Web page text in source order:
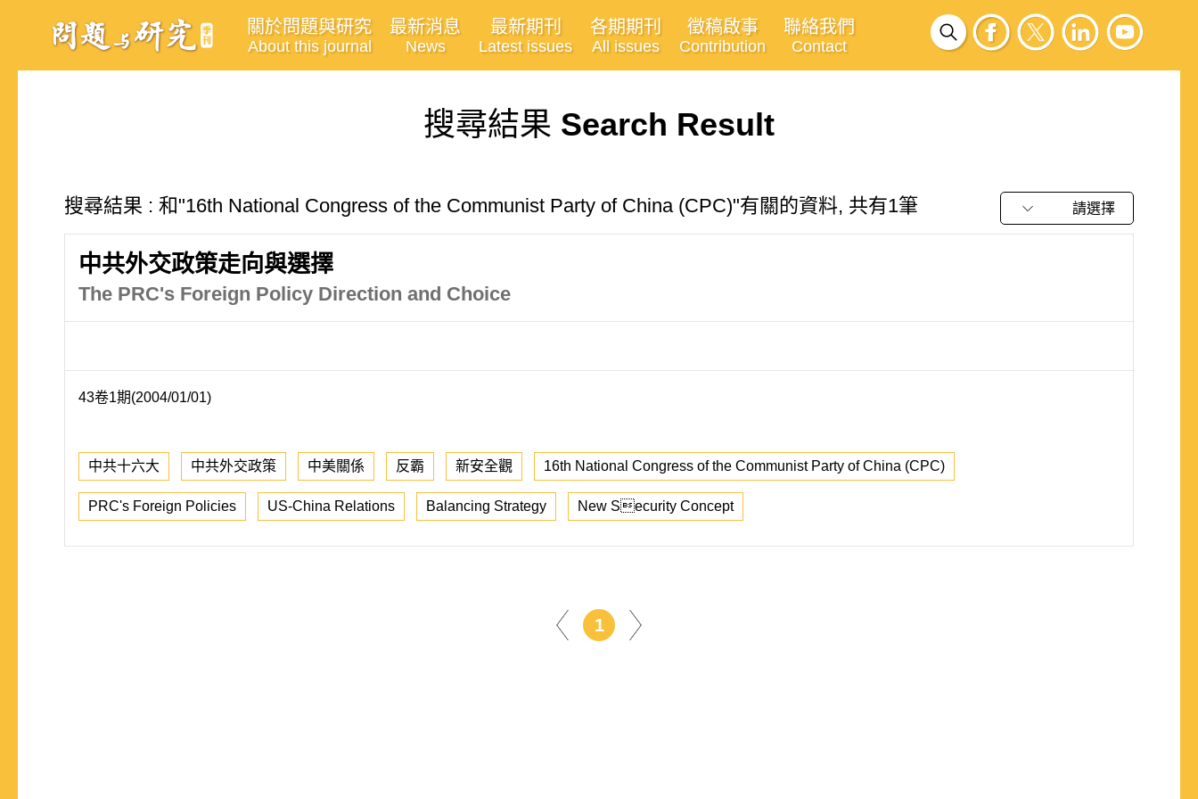
關於問題與研究
About this journal
最新消息
News
最新期刊
Latest issues
各期期刊
All issues
徵稿啟事
Contribution
聯絡我們
Contact
搜尋結果 Search Result
搜尋結果 : 和"16th National Congress of the Communist Party of China (CPC)"有關的資料, 共有1筆 請選擇
中共外交政策走向與選擇
The PRC's Foreign Policy Direction and Choice
43卷1期(2004/01/01)
中共十六大 中共外交政策 中美關係 反霸 新安全觀 16th National Congress of the Communist Party of China (CPC)
PRC's Foreign Policies US-China Relations Balancing Strategy New Security Concept
1